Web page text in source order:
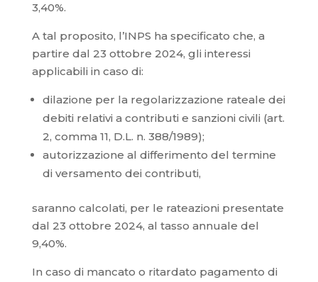
3,40%.
A tal proposito, l’INPS ha specificato che, a
partire dal 23 ottobre 2024, gli interessi
applicabili in caso di:
dilazione per la regolarizzazione rateale dei
debiti relativi a contributi e sanzioni civili (art.
2, comma 11, D.L. n. 388/1989);
autorizzazione al differimento del termine
di versamento dei contributi,
saranno calcolati, per le rateazioni presentate
dal 23 ottobre 2024, al tasso annuale del
9,40%.
In caso di mancato o ritardato pagamento di